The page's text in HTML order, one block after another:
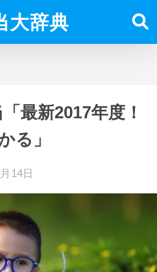
大辞典
最新2017年度！
る」
14日